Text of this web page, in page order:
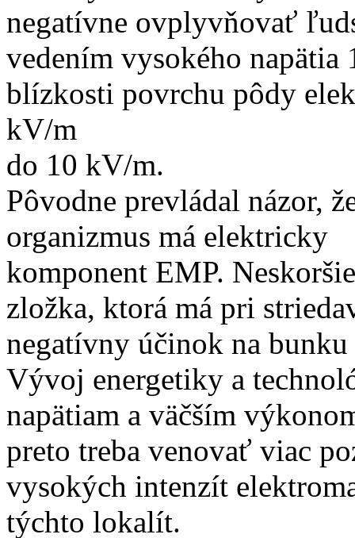
negatívne ovplyvňovať
vedením vysokého
blízkosti povrchu pôdy
kV/m
do 10 kV/m.
Pôvodne prevládal názor,
organizmus má elektricky
komponent EMP.
zložka, ktorá má pri
negatívny účinok na
Vývoj energetiky a
napätiam a väčším
preto treba venovať viac
vysokých intenzít
týchto lokalít.